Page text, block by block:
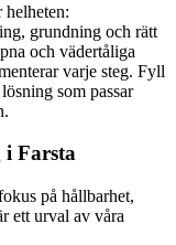
helheten:
grundning och rätt
och vädertåliga
varje steg. Fyll
som passar
i Farsta
på hållbarhet,
ett urval av våra